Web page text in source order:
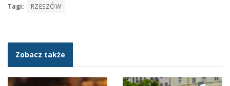
Tagi: RZESZÓW
Zobacz także